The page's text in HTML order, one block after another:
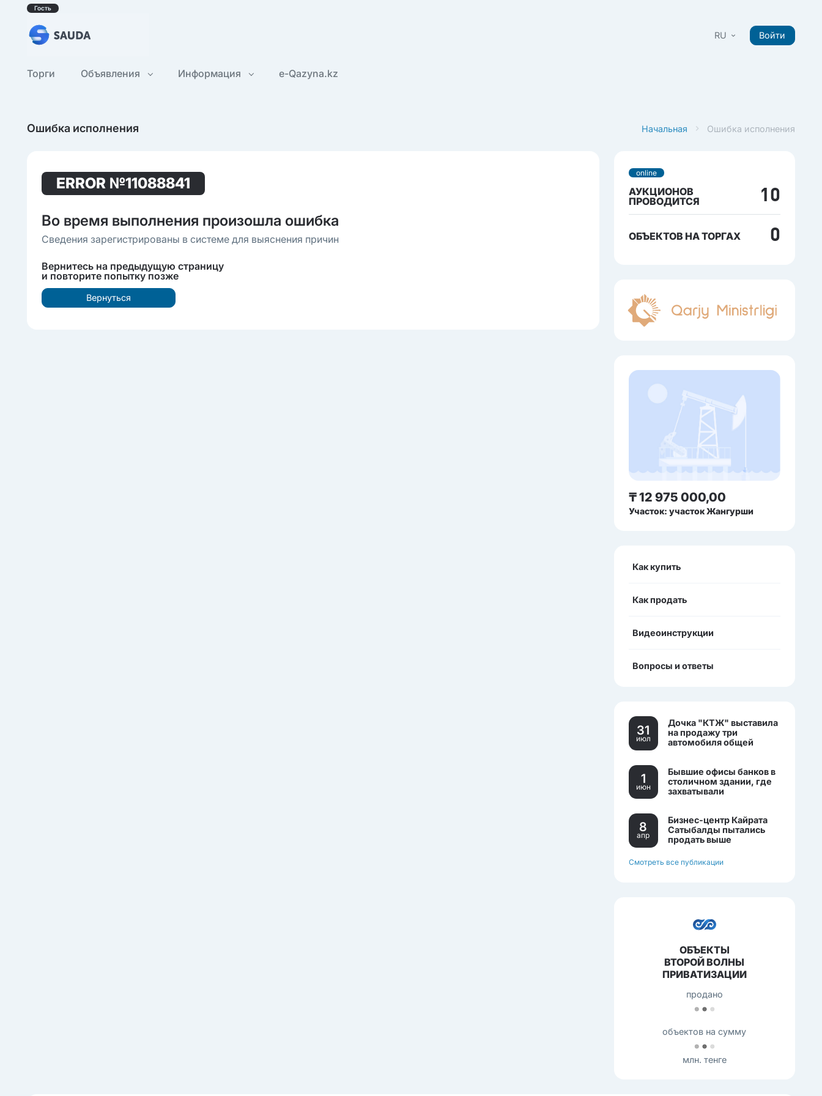
Гость
RU Войти
Торги Объявления Информация e-Qazyna.kz
Начальная Ошибка исполнения
Ошибка исполнения
ERROR №11088841
Во время выполнения произошла ошибка
Сведения зарегистрированы в системе для выяснения причин
Вернитесь на предыдущую страницу
и повторите попытку позже
Вернуться
online
АУКЦИОНОВ
ПРОВОДИТСЯ
10
ОБЪЕКТОВ НА ТОРГАХ 0
₸ 12 975 000,00
Участок: участок Жангурши
Как купить
Как продать
Видеоинструкции
Вопросы и ответы
31
июл
Дочка "КТЖ" выставила
на продажу три
автомобиля общей
1
июн
Бывшие офисы банков в
столичном здании, где
захватывали
8
апр
Бизнес-центр Кайрата
Сатыбалды пытались
продать выше
Смотреть все публикации
ОБЪЕКТЫ
ВТОРОЙ ВОЛНЫ
ПРИВАТИЗАЦИИ
продано
объектов на сумму
млн. тенге